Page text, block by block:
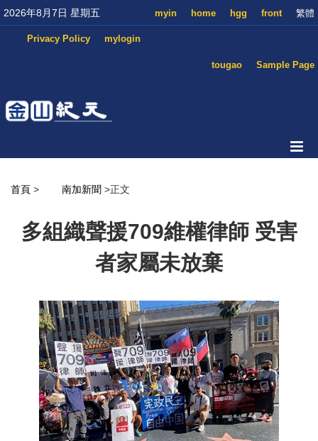
2026年8月7日 星期五 繁體
front
hgg
home
myin
mylogin
Privacy Policy
Sample Page
tougao
首頁 > 南加新聞 >正文
多組織聲援709維權律師 受害
者家屬未放棄